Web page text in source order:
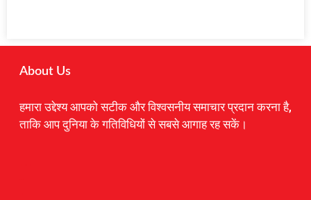
About Us
हमारा उद्देश्य आपको सटीक और विश्वसनीय समाचार प्रदान करना है,
ताकि आप दुनिया के गतिविधियों से सबसे आगाह रह सकें।